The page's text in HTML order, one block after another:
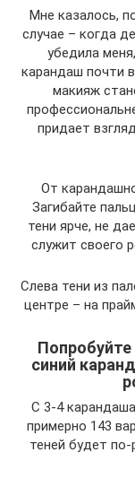
Мне казалось,
случае – когда
убедила
карандаш почти
макияж
придает
От
Загибайте
тени ярче, не
служит своего
Слева тени из
центре – на
синий
С 3-4
примерно 143
теней будет